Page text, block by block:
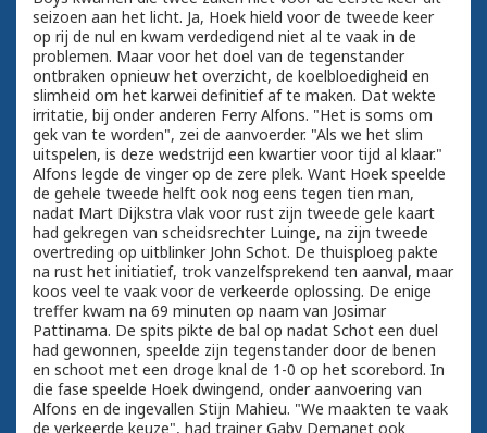
seizoen aan het licht. Ja, Hoek hield voor de tweede keer
op rij de nul en kwam verdedigend niet al te vaak in de
problemen. Maar voor het doel van de tegenstander
ontbraken opnieuw het overzicht, de koelbloedigheid en
slimheid om het karwei definitief af te maken. Dat wekte
irritatie, bij onder anderen Ferry Alfons. "Het is soms om
gek van te worden", zei de aanvoerder. "Als we het slim
uitspelen, is deze wedstrijd een kwartier voor tijd al klaar."
Alfons legde de vinger op de zere plek. Want Hoek speelde
de gehele tweede helft ook nog eens tegen tien man,
nadat Mart Dijkstra vlak voor rust zijn tweede gele kaart
had gekregen van scheidsrechter Luinge, na zijn tweede
overtreding op uitblinker John Schot. De thuisploeg pakte
na rust het initiatief, trok vanzelfsprekend ten aanval, maar
koos veel te vaak voor de verkeerde oplossing. De enige
treffer kwam na 69 minuten op naam van Josimar
Pattinama. De spits pikte de bal op nadat Schot een duel
had gewonnen, speelde zijn tegenstander door de benen
en schoot met een droge knal de 1-0 op het scorebord. In
die fase speelde Hoek dwingend, onder aanvoering van
Alfons en de ingevallen Stijn Mahieu. "We maakten te vaak
de verkeerde keuze", had trainer Gaby Demanet ook